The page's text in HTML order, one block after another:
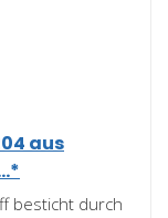
aus
besticht durch